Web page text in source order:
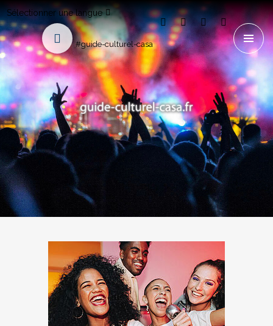
Sélectionner une langue
#guide-culturel-casa